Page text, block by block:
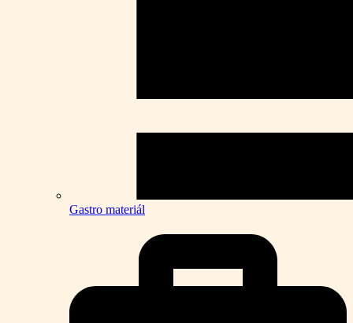
Gastro materiál